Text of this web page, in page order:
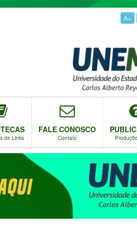
A+
de Links
FALE CONOSCO
Contato